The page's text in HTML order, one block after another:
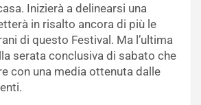
Inizierà a delinearsi una
in risalto ancora di più le
di questo Festival. Ma l’ultima
serata conclusiva di sabato che
con una media ottenuta dalle